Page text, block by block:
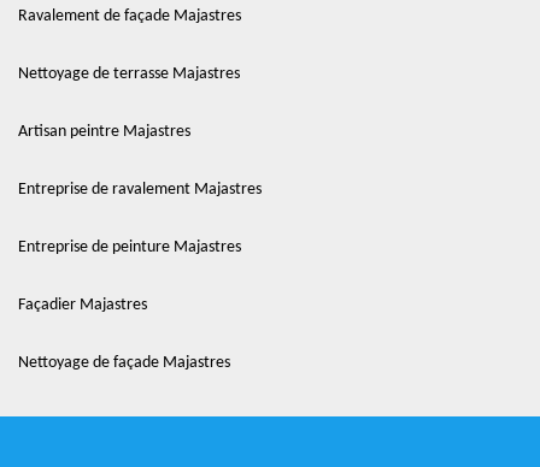
Ravalement de façade Majastres
Nettoyage de terrasse Majastres
Artisan peintre Majastres
Entreprise de ravalement Majastres
Entreprise de peinture Majastres
Façadier Majastres
Nettoyage de façade Majastres